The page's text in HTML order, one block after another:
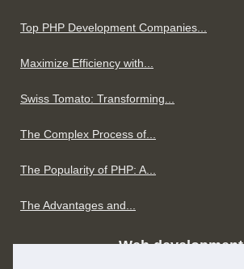
Top PHP Development Companies...
Maximize Efficiency with...
Swiss Tomato: Transforming...
The Complex Process of...
The Popularity of PHP: A...
The Advantages and...
Web development